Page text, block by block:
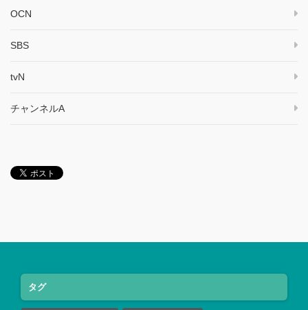
OCN
SBS
tvN
チャンネルA
タグ